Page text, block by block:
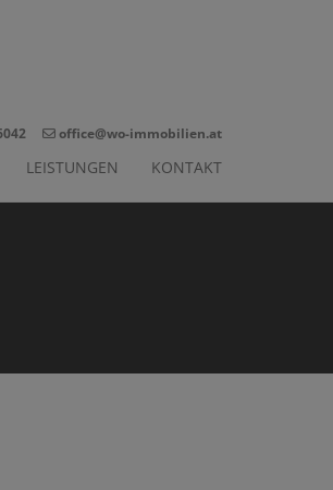
LEISTUNGEN KONTAKT
office@wo-immobilien.at